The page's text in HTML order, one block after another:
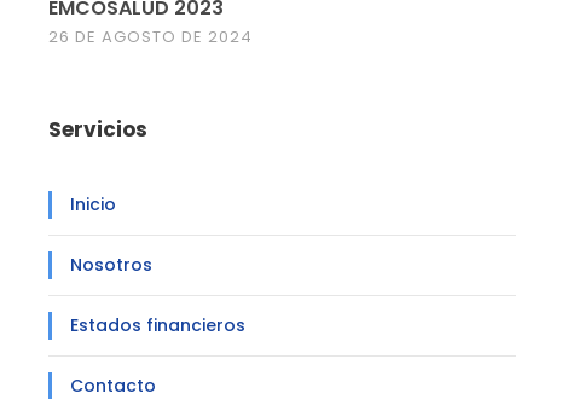
EMCOSALUD 2023
26 DE AGOSTO DE 2024
Servicios
Inicio
Nosotros
Estados financieros
Contacto